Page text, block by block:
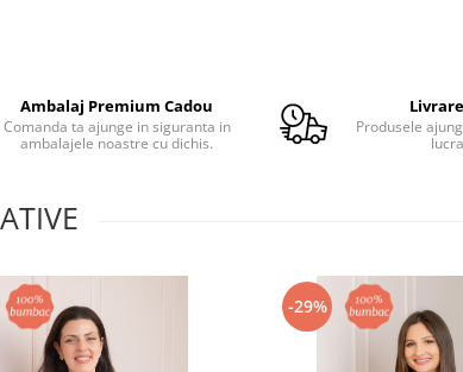
Ambalaj Premium Cadou
Comanda ta ajunge in siguranta in
ambalajele noastre cu dichis.
Produsele
-29%